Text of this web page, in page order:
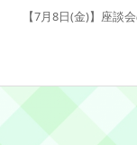
【7月8日(金)】座談